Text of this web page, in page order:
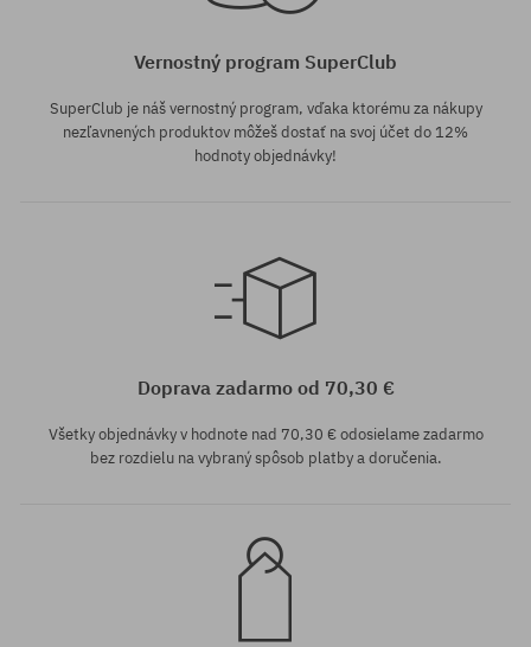
Vernostný program SuperClub
SuperClub je náš vernostný program, vďaka ktorému za nákupy
nezľavnených produktov môžeš dostať na svoj účet do 12%
hodnoty objednávky!
Doprava zadarmo od 70,30 €
Všetky objednávky v hodnote nad 70,30 € odosielame zadarmo
bez rozdielu na vybraný spôsob platby a doručenia.